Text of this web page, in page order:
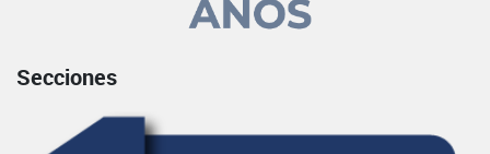
Secciones